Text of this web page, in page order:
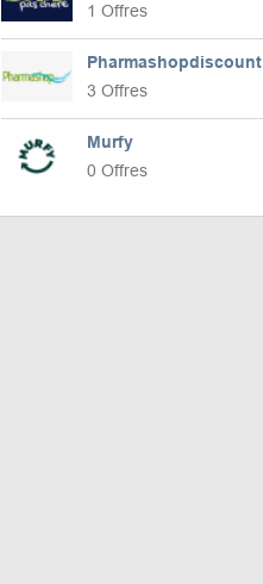
1 Offres
Pharmashopdiscount
3 Offres
Murfy
0 Offres